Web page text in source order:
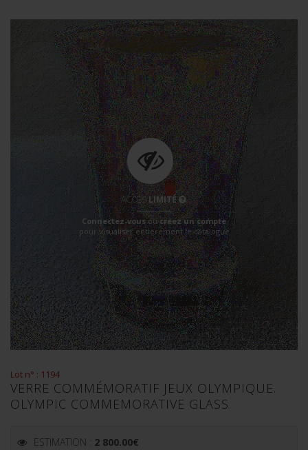
ACCÈSLIMITÉ
Connectez-vousoucréez un compte
pour visualiser entièrement le catalogue
Lot n° : 1194
VERRE COMMÉMORATIF JEUX OLYMPIQUE.
OLYMPIC COMMEMORATIVE GLASS.
ESTIMATION : 2 800.00€